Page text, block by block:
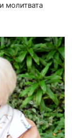
молитвата